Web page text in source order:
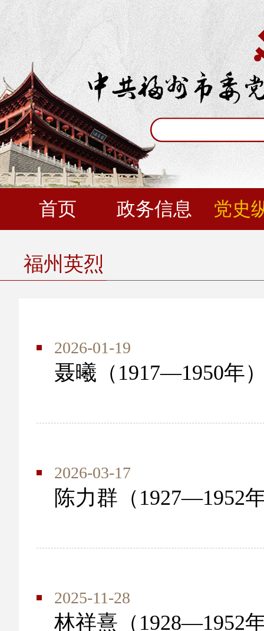
首页 政务信息 党史
福州英烈
2026-01-19
聂曦（1917—1950年
2026-03-17
陈力群（1927—1952
2025-11-28
林祥熹（1928—1952